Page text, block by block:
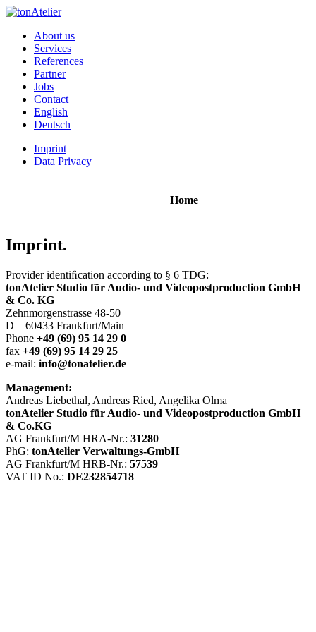
About us
Services
References
Partner
Jobs
Contact
English
Deutsch
Imprint
Data Privacy
Home
Imprint.
Provider identiﬁcation according to § 6 TDG:
tonAtelier Studio für Audio- und Videopostproduction GmbH
& Co. KG
Zehnmorgenstrasse 48-50
D – 60433 Frankfurt/Main
Phone +49 (69) 95 14 29 0
fax +49 (69) 95 14 29 25
e-mail: info@tonatelier.de
Management:
Andreas Liebethal, Andreas Ried, Angelika Olma
tonAtelier Studio für Audio- und Videopostproduction GmbH
& Co.KG
AG Frankfurt/M HRA-Nr.: 31280
PhG: tonAtelier Verwaltungs-GmbH
AG Frankfurt/M HRB-Nr.: 57539
VAT ID No.: DE232854718